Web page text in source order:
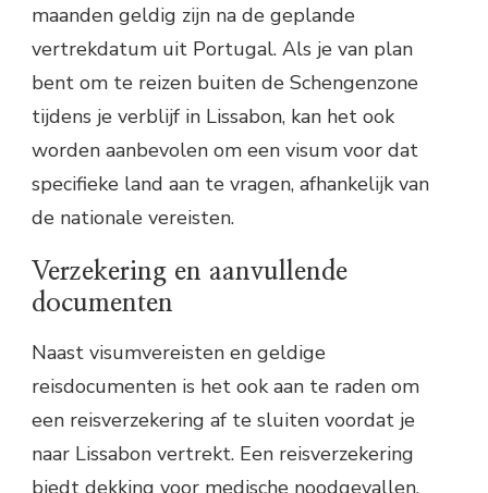
maanden geldig zijn na de geplande
vertrekdatum uit Portugal. Als je van plan
bent om te reizen buiten de Schengenzone
tijdens je verblijf in Lissabon, kan het ook
worden aanbevolen om een visum voor dat
specifieke land aan te vragen, afhankelijk van
de nationale vereisten.
Verzekering en aanvullende
documenten
Naast visumvereisten en geldige
reisdocumenten is het ook aan te raden om
een reisverzekering af te sluiten voordat je
naar Lissabon vertrekt. Een reisverzekering